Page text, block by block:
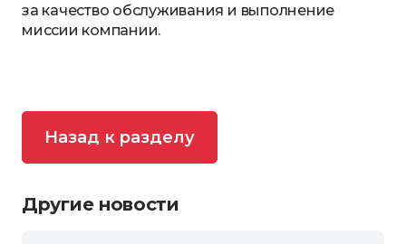
за качество обслуживания и выполнение
миссии компании.
Назад к разделу
Другие новости